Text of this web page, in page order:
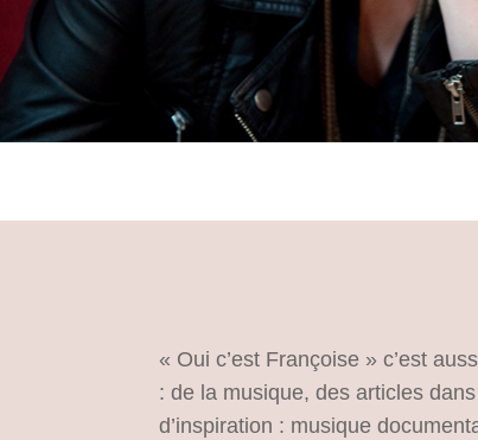
« Oui c’est Françoise » c’est
: de la musique, des articles
d’inspiration : musique